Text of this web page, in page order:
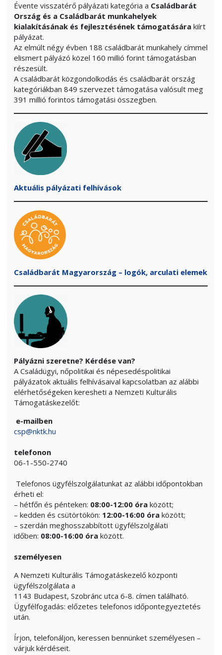
Évente visszatérő pályázati kategória a Családbarát
Ország és a Családbarát munkahelyek
kialakításának és fejlesztésének támogatására kiírt
pályázat.
Az elmúlt négy évben 188 családbarát munkahely címmel
elismert pályázó közel 160 millió forint támogatásban
részesült.
A családbarát közgondolkodás és családbarát ország
kategóriákban 849 szervezet támogatása valósult meg
391 millió forintos támogatási összegben.
Aktuális pályázati felhívások
Családbarát Magyarország – logók, arculati elemek
Pályázni szeretne? Kérdése van?
A Családügyi, nőpolitikai és népesedéspolitikai
pályázatok aktuális felhívásaival kapcsolatban az alábbi
elérhetőségeken keresheti a Nemzeti Kulturális
Támogatáskezelőt:
e-mailben
csp@nktk.hu
telefonon
06-1-550-2740
Telefonos ügyfélszolgálatunkat az alábbi időpontokban
érheti el:
– hétfőn és pénteken: 08:00-12:00 óra között;
– kedden és csütörtökön: 12:00-16:00 óra között;
– szerdán meghosszabbított ügyfélszolgálati
időben: 08:00-16:00 óra között.
személyesen
A Nemzeti Kulturális Támogatáskezelő központi
ügyfélszolgálata a
1143 Budapest, Szobránc utca 6-8. címen található.
Ügyfélfogadás: előzetes telefonos időpontegyeztetés
után.
Írjon, telefonáljon, keressen bennünket személyesen –
várjuk kérdéseit.